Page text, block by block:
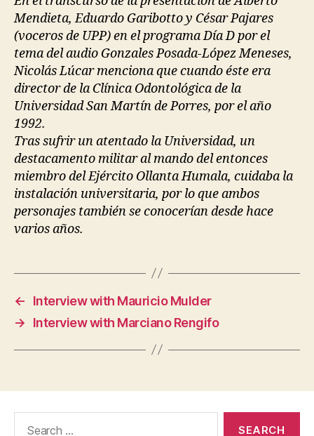
Mendieta, Eduardo Garibotto y César Pajares
(voceros de UPP) en el programa Día D por el
tema del audio Gonzales Posada-López Meneses,
Nicolás Lúcar menciona que cuando éste era
director de la Clínica Odontológica de la
Universidad San Martín de Porres, por el año
1992.
Tras sufrir un atentado la Universidad, un
destacamento militar al mando del entonces
miembro del Ejército Ollanta Humala, cuidaba la
instalación universitaria, por lo que ambos
personajes también se conocerían desde hace
varios años.
←
Interview with Mauricio Mulder
→
Interview with Marciano Rengifo